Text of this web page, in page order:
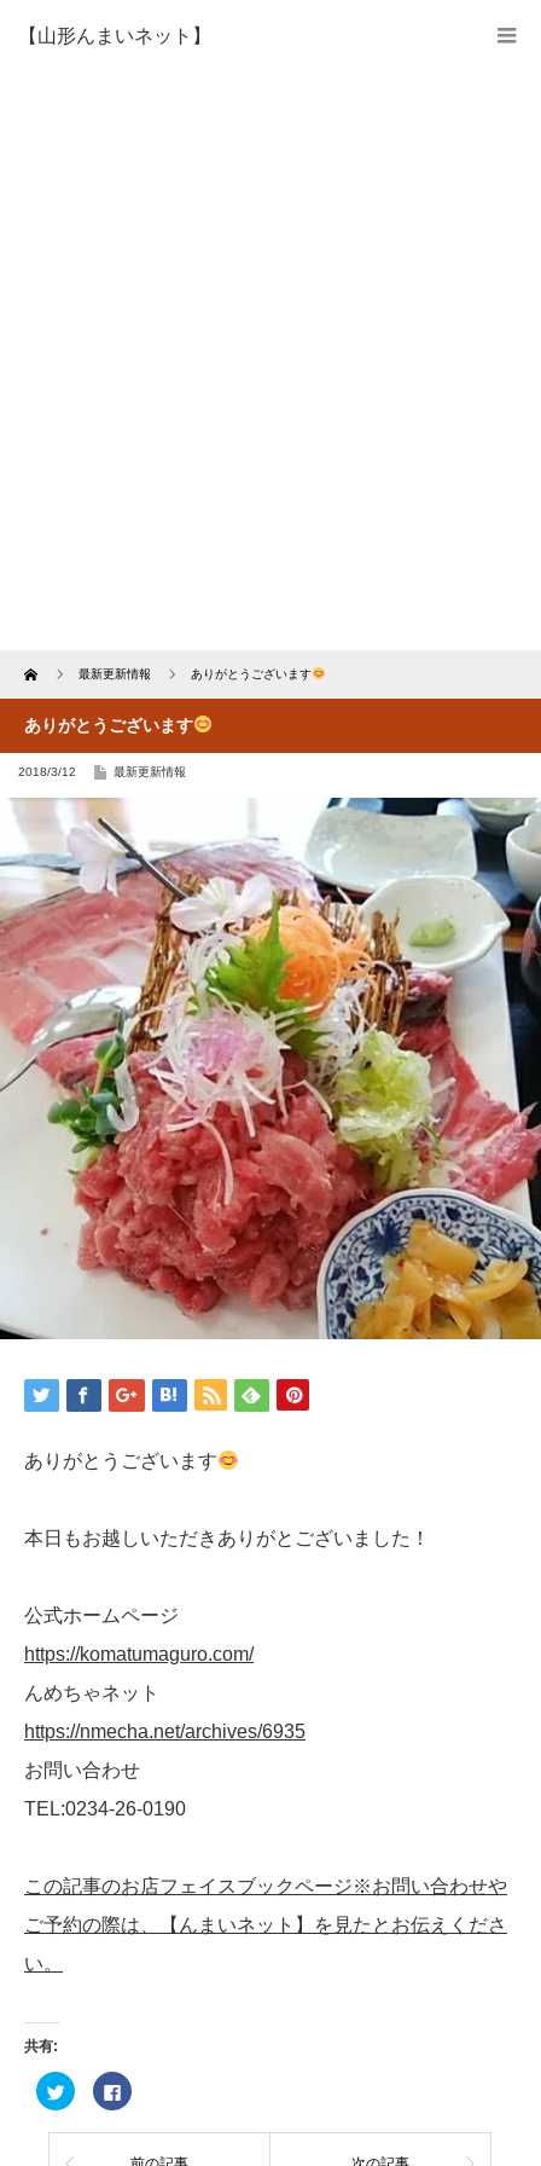
【山形んまいネット】
Home 最新更新情報 ありがとうございます
ありがとうございます
2018/3/12 最新更新情報
ありがとうございます
本日もお越しいただきありがとございました！
公式ホームページ
https://komatumaguro.com/
んめちゃネット
https://nmecha.net/archives/6935
お問い合わせ
TEL:0234-26-0190
この記事のお店フェイスブックページ※お問い合わせや
ご予約の際は、【んまいネット】を見たとお伝えくださ
い。
共有:
ク
リ
ク
て
Facebook
で
有
る